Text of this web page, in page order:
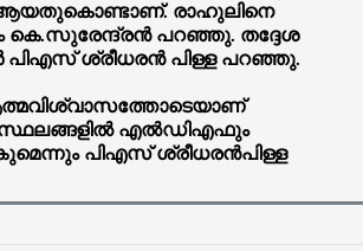
ആയതുകൊണ്ടാണ്. രാഹുലിനെ
പറഞ്ഞു. തദ്ദേശ
പിഎസ് ശ്രീധരൻ പിള്ള പറഞ്ഞു.
ആത്മവിശ്വാസത്തോടെയാണ്
സ്ഥലങ്ങളിൽ എൽഡിഎഫും
പിഎസ് ശ്രീധരൻപിള്ള